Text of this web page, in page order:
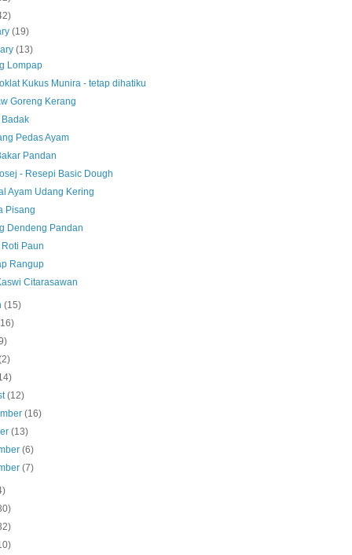
(19)
(13)
Lompap
Kukus Munira - tetap dihatiku
Goreng Kerang
Pedas Ayam
Pandan
- Resepi Basic Dough
Ayam Udang Kering
Pisang
Dendeng Pandan
Paun
Rangup
Citarasawan
(15)
(12)
(16)
(13)
(6)
(7)